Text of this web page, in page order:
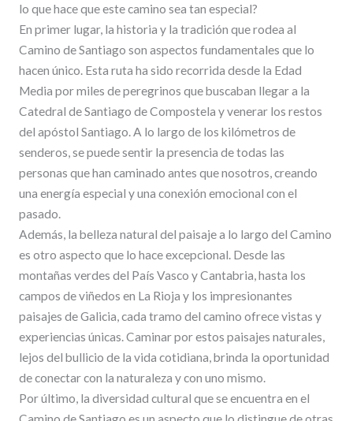
lo que hace que este camino sea tan especial?
En primer lugar, la historia y la tradición que rodea al
Camino de Santiago son aspectos fundamentales que lo
hacen único. Esta ruta ha sido recorrida desde la Edad
Media por miles de peregrinos que buscaban llegar a la
Catedral de Santiago de Compostela y venerar los restos
del apóstol Santiago. A lo largo de los kilómetros de
senderos, se puede sentir la presencia de todas las
personas que han caminado antes que nosotros, creando
una energía especial y una conexión emocional con el
pasado.
Además, la belleza natural del paisaje a lo largo del Camino
es otro aspecto que lo hace excepcional. Desde las
montañas verdes del País Vasco y Cantabria, hasta los
campos de viñedos en La Rioja y los impresionantes
paisajes de Galicia, cada tramo del camino ofrece vistas y
experiencias únicas. Caminar por estos paisajes naturales,
lejos del bullicio de la vida cotidiana, brinda la oportunidad
de conectar con la naturaleza y con uno mismo.
Por último, la diversidad cultural que se encuentra en el